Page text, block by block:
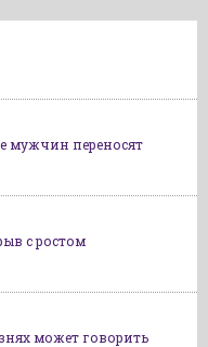
мужчин переносят
с ростом
может говорить